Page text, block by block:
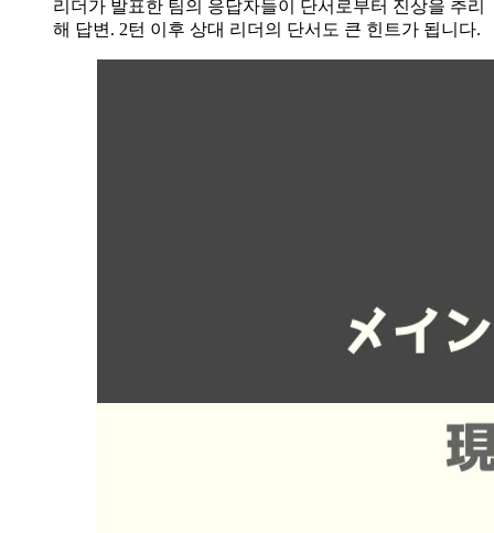
리더가 발표한 팀의 응답자들이 단서로부터 진상을 추리
해 답변. 2턴 이후 상대 리더의 단서도 큰 힌트가 됩니다.